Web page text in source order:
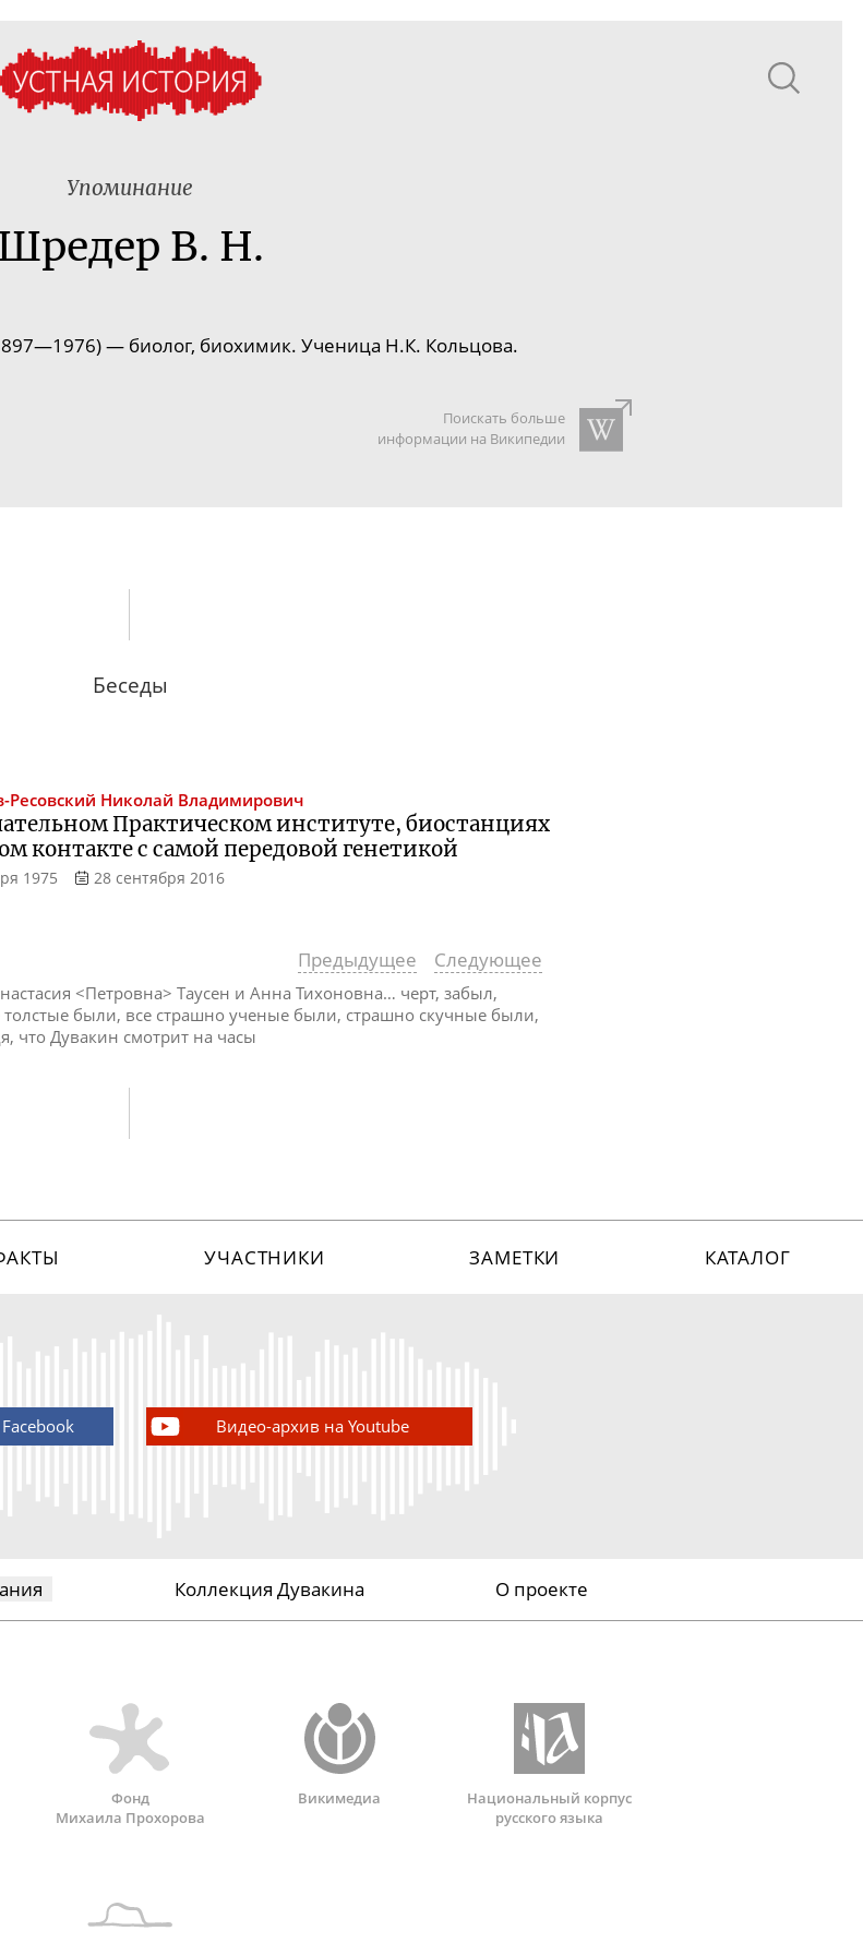
Упоминание
В. Н.
— биолог, биохимик. Ученица Н.К. Кольцова.
Поискать больше
информации на Википедии
Беседы
Ресовский Николай Владимирович
Практическом институте, биостанциях
контакте с самой передовой генетикой
1975 28 сентября 2016
Предыдущее Следующее
<Петровна> Таусен и Анна Тихоновна… черт, забыл,
были, все страшно ученые были, страшно скучные были,
что Дувакин смотрит на часы
УЧАСТНИКИ ЗАМЕТКИ КАТАЛОГ
Видео-архив на Youtube
Коллекция Дувакина О проекте
Фонд
Михаила Прохорова
Викимедиа
Национальный корпус
русского языка